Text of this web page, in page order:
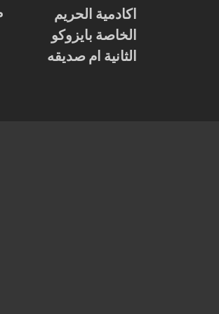
اكادمية الحريم
الخاصة بايزوكو
الثانية ام صديقه